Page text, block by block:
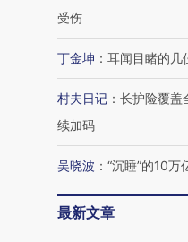
受伤
丁金坤 ： 耳闻目睹的几
村夫日记 ： 长护险覆盖
续加码
吴晓波 ： “沉睡”的10万
最新文章